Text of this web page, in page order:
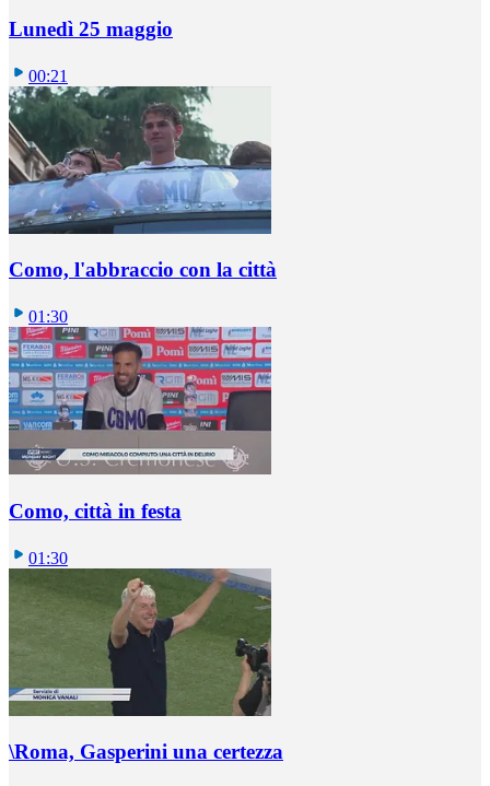
Lunedì 25 maggio
00:21
Como, l'abbraccio con la città
01:30
Como, città in festa
01:30
\Roma, Gasperini una certezza